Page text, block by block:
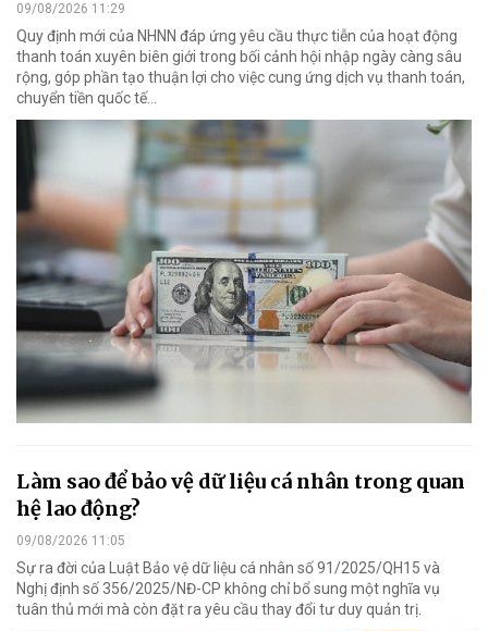
09/08/2026 11:29
Quy định mới của NHNN đáp ứng yêu cầu thực tiễn của hoạt động
thanh toán xuyên biên giới trong bối cảnh hội nhập ngày càng sâu
rộng, góp phần tạo thuận lợi cho việc cung ứng dịch vụ thanh toán,
chuyển tiền quốc tế...
Làm sao để bảo vệ dữ liệu cá nhân trong quan
hệ lao động?
09/08/2026 11:05
Sự ra đời của Luật Bảo vệ dữ liệu cá nhân số 91/2025/QH15 và
Nghị định số 356/2025/NĐ-CP không chỉ bổ sung một nghĩa vụ
tuân thủ mới mà còn đặt ra yêu cầu thay đổi tư duy quản trị.